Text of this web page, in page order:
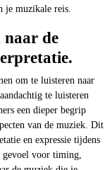
je muzikale reis.
naar de
om te luisteren naar
te luisteren
een dieper begrip
van de muziek. Dit
en expressie tijdens
gevoel voor timing,